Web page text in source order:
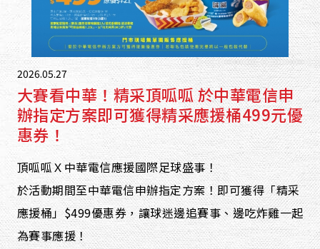
2026.05.27
大賽看中華！精采頂呱呱 於中華電信申
辦指定方案即可獲得精采應援桶499元優
惠券！
頂呱呱Ｘ中華電信應援國際足球盛事！
於活動期間至中華電信申辦指定方案！即可獲得「精采
應援桶」$499優惠券，讓球迷邊追賽事、邊吃炸雞一起
為賽事應援！